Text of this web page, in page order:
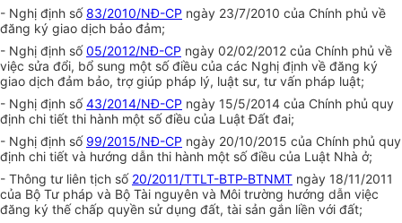
- Nghị định số83/2010/NĐ-CP ngày 23/7/2010 của Chính phủ về
đăng ký giao dịch bảo đảm;
- Nghị định số05/2012/NĐ-CP ngày 02/02/2012 của Chính phủ về
việc sửa đổi, bổ sung một số điều của các Nghị định về đăng ký
giao dịch đảm bảo, trợ giúp pháp lý, luật sư, tư vấn pháp luật;
- Nghị định số43/2014/NĐ-CP ngày 15/5/2014 của Chính phủ quy
định chi tiết thi hành một số điều của Luật Đất đai;
- Nghị định số 99/2015/NĐ-CP ngày 20/10/2015 của Chính phủ quy
định chi tiết và hướng dẫn thi hành một số điều của Luật Nhà ở;
- Thông tư liên tịch số 20/2011/TTLT-BTP-BTNMT ngày 18/11/2011
của Bộ Tư pháp và Bộ Tài nguyên và Môi trường hướng dẫn việc
đăng ký thế chấp quyền sử dụng đất, tài sản gắn liền với đất;